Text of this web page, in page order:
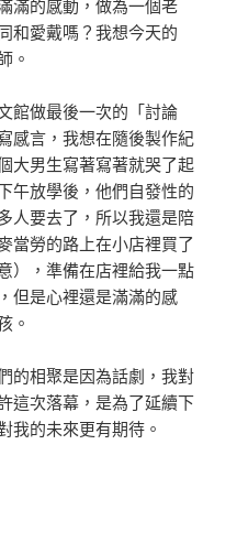
滿的感動，做為一個老
和愛戴嗎？我想今天的
。
館做最後一次的「討論
感言，我想在隨後製作紀
大男生寫著寫著就哭了起
午放學後，他們自發性的
人要去了，所以我還是陪
當勞的路上在小店裡買了
），準備在店裡給我一點
但是心裡還是滿滿的感
。
的相聚是因為話劇，我對
這次落幕，是為了延續下
我的未來更有期待。